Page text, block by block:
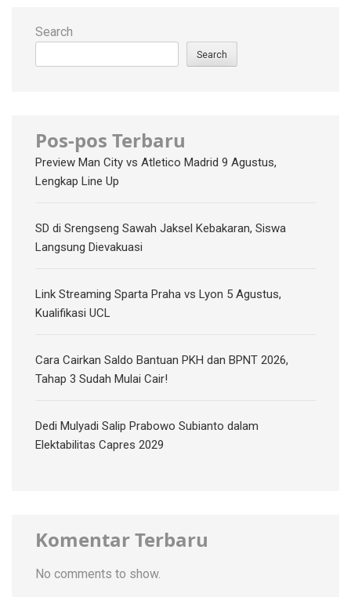
Search
Search
Pos-pos Terbaru
Preview Man City vs Atletico Madrid 9 Agustus,
Lengkap Line Up
SD di Srengseng Sawah Jaksel Kebakaran, Siswa
Langsung Dievakuasi
Link Streaming Sparta Praha vs Lyon 5 Agustus,
Kualifikasi UCL
Cara Cairkan Saldo Bantuan PKH dan BPNT 2026,
Tahap 3 Sudah Mulai Cair!
Dedi Mulyadi Salip Prabowo Subianto dalam
Elektabilitas Capres 2029
Komentar Terbaru
No comments to show.